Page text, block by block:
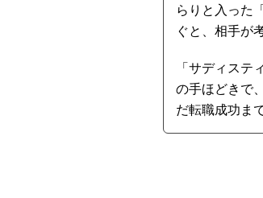
らりと入った
ぐと、相手が
「サディステ
の手ほどきで
だ転職成功ま